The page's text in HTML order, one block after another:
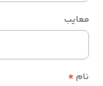
معایب
نام *